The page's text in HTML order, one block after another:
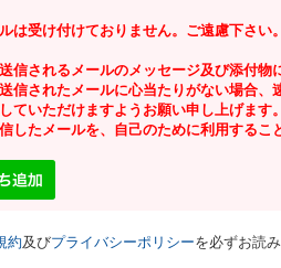
は受け付けておりません。ご遠慮下さい。
信されるメールのメッセージ及び添付物
信されたメールに心当たりがない場合、
ていただけますようお願い申し上げます。
したメールを、自己のために利用するこ
約及びプライバシーポリシーを必ずお読